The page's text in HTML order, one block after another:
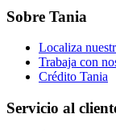
Sobre Tania
Localiza
Trabaja con
Crédito Tania
Servicio al